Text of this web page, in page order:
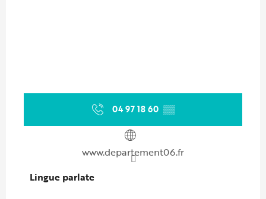
04 97 18 60 ▒▒
www.departement06.fr
Lingue parlate
Lingue parlate